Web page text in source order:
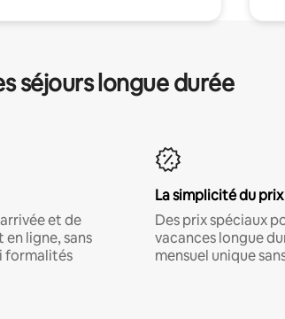
séjours longue durée
et de
ligne, sans
formalités
La simplicité du
Des prix spéciaux
vacances longue
mensuel unique